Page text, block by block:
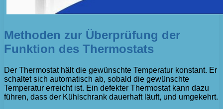
Methoden zur Überprüfung der
Funktion des Thermostats
Der Thermostat hält die gewünschte Temperatur konstant. Er
schaltet sich automatisch ab, sobald die gewünschte
Temperatur erreicht ist. Ein defekter Thermostat kann dazu
führen, dass der Kühlschrank dauerhaft läuft, und umgekehrt.